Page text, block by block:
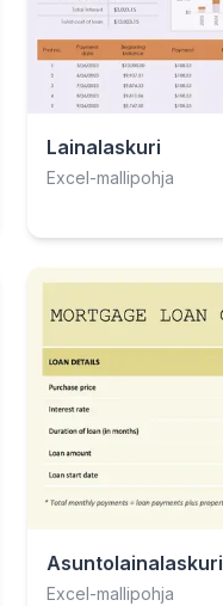
Lainalaskuri
Excel-mallipohja
Asuntolainalaskuri
Excel-mallipohja